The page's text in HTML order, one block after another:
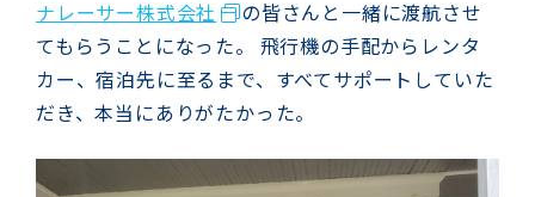
ナレーサー株式会社
の皆さんと一緒に渡航させ
てもらうことになった。 飛行機の手配からレンタ
カー、宿泊先に至るまで、すべてサポートしていた
だき、本当にありがたかった。